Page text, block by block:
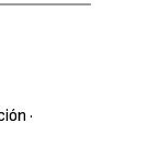
·